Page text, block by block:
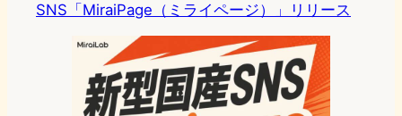
SNS「MiraiPage（ミライページ）」リリース